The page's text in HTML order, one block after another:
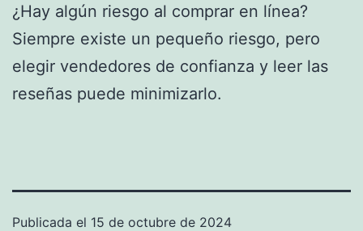
¿Hay algún riesgo al comprar en línea?
Siempre existe un pequeño riesgo, pero
elegir vendedores de confianza y leer las
reseñas puede minimizarlo.
Publicada el 15 de octubre de 2024